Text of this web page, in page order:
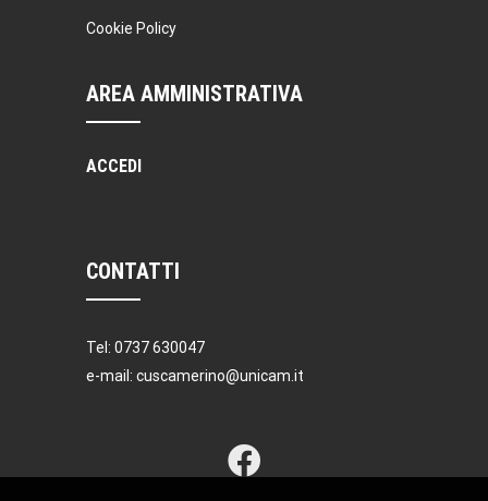
Cookie Policy
AREA AMMINISTRATIVA
ACCEDI
CONTATTI
Tel: 0737 630047
e-mail: cuscamerino@unicam.it